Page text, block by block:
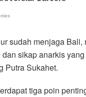
sudah menjaga
sikap anarkis
Putra Sukahet.
tiga poin